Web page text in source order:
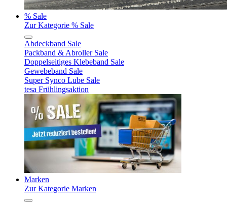
% Sale
Zur Kategorie % Sale
Abdeckband Sale
Packband & Abroller Sale
Doppelseitiges Klebeband Sale
Gewebeband Sale
Super Synco Lube Sale
tesa Frühlingsaktion
Marken
Zur Kategorie Marken